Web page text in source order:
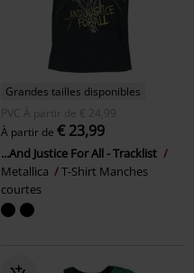
Grandes tailles disponibles
PVC
À partir de € 24,99
À partir de € 23,99
...And Justice For All - Tracklist
Metallica
T-Shirt Manches
courtes